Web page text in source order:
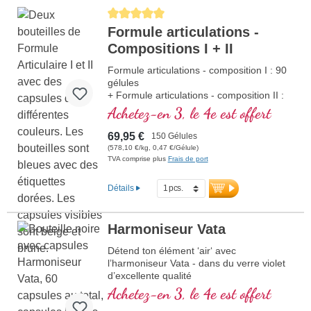
Average rating of 5 out of 5 stars
Formule articulations -
Compositions I + II
Formule articulations - composition I : 90
gélules
+ Formule articulations - composition II :
60 gélules
Achetez-en 3, le 4e est offert
69,95 € 150 Gélules
(578,10 €/kg, 0,47 €/Gélule)
TVA comprise plus Frais de port
Détails
Harmoniseur Vata
Détend ton élément ‘air‘ avec
l’harmoniseur Vata - dans du verre violet
d’excellente qualité
Achetez-en 3, le 4e est offert